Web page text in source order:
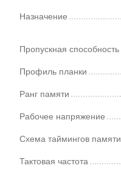
Назначение
Пропускная способность
Профиль планки
Ранг памяти
Рабочее напряжение
Схема таймингов памяти
Тактовая частота